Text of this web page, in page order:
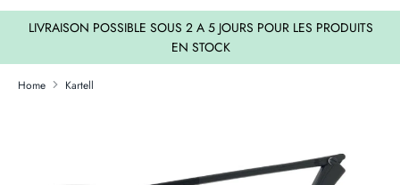
store
LIVRAISON POSSIBLE SOUS 2 A 5 JOURS POUR LES PRODUITS
EN STOCK
Home Kartell